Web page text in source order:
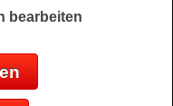
bearbeiten